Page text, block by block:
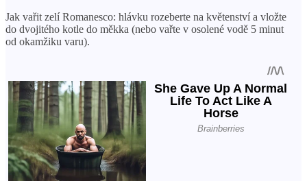
Jak vařit zelí Romanesco: hlávku rozeberte na květenství a vložte
do dvojitého kotle do měkka (nebo vařte v osolené vodě 5 minut
od okamžiku varu).